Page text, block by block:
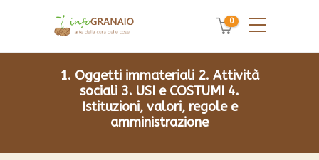
0
1. Oggetti immateriali 2. Attività
sociali 3. USI e COSTUMI 4.
Istituzioni, valori, regole e
amministrazione